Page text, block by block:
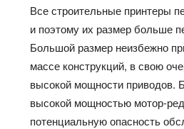
Все строительные принтеры
и поэтому их размер больше
Большой размер неизбежно
массе конструкций, в свою
высокой мощности приводов.
высокой мощностью мотор-
потенциальную опасность